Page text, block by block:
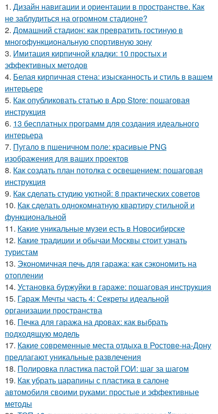
1. Дизайн навигации и ориентации в пространстве. Как
не заблудиться на огромном стадионе?
2. Домашний стадион: как превратить гостиную в
многофункциональную спортивную зону
3. Имитация кирпичной кладки: 10 простых и
эффективных методов
4. Белая кирпичная стена: изысканность и стиль в вашем
интерьере
5. Как опубликовать статью в App Store: пошаговая
инструкция
6. 13 бесплатных программ для создания идеального
интерьера
7. Пугало в пшеничном поле: красивые PNG
изображения для ваших проектов
8. Как создать план потолка с освещением: пошаговая
инструкция
9. Как сделать студию уютной: 8 практических советов
10. Как сделать однокомнатную квартиру стильной и
функциональной
11. Какие уникальные музеи есть в Новосибирске
12. Какие традиции и обычаи Москвы стоит узнать
туристам
13. Экономичная печь для гаража: как сэкономить на
отоплении
14. Установка буржуйки в гараже: пошаговая инструкция
15. Гараж Мечты часть 4: Секреты идеальной
организации пространства
16. Печка для гаража на дровах: как выбрать
подходящую модель
17. Какие современные места отдыха в Ростове-на-Дону
предлагают уникальные развлечения
18. Полировка пластика пастой ГОИ: шаг за шагом
19. Как убрать царапины с пластика в салоне
автомобиля своими руками: простые и эффективные
методы